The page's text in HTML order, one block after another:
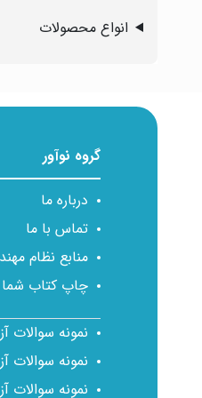
انواع محصولات
گروه نوآور
درباره ما
تماس با ما
منابع نظام
چاپ کتاب شما
نمونه
نمونه سوالات
نمونه